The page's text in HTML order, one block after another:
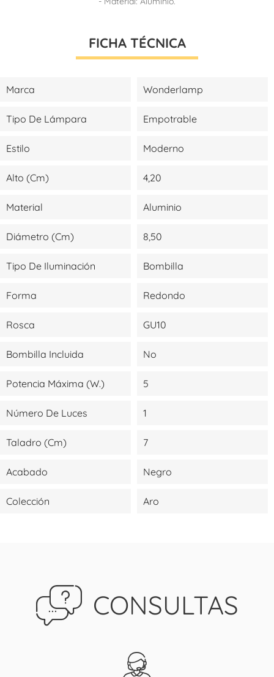
FICHA TÉCNICA
Marca Wonderlamp
Tipo De Lámpara Empotrable
Estilo Moderno
Alto (cm) 4,20
Material Aluminio
Diámetro (cm) 8,50
Tipo De Iluminación Bombilla
Forma Redondo
Rosca GU10
Bombilla Incluida No
Potencia Máxima (W.) 5
Número De Luces 1
Taladro (cm) 7
Acabado Negro
Colección Aro
CONSULTAS